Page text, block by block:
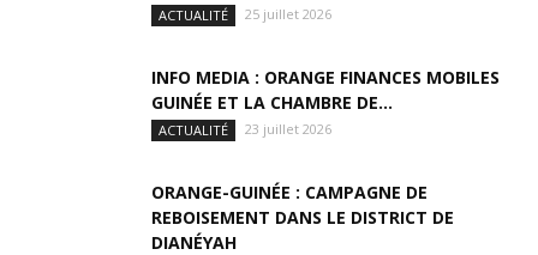
ACTUALITÉ 25 juillet 2026
INFO MEDIA : ORANGE FINANCES MOBILES
GUINÉE ET LA CHAMBRE DE...
ACTUALITÉ 23 juillet 2026
ORANGE-GUINÉE : CAMPAGNE DE
REBOISEMENT DANS LE DISTRICT DE
DIANÉYAH